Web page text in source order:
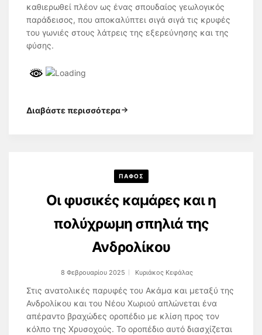
καθιερωθεί πλέον ως ένας σπουδαίος γεωλογικός
παράδεισος, που αποκαλύπτει σιγά σιγά τις κρυφές
του γωνιές στους λάτρεις της εξερεύνησης και της
φύσης.
Διαβάστε περισσότερα
ΠΑΦΟΣ
Οι φυσικές καμάρες και η
πολύχρωμη σπηλιά της
Ανδρολίκου
8 Φεβρουαρίου 2025 Κυριάκος Κεφάλας
Στις ανατολικές παρυφές του Ακάμα και μεταξύ της
Ανδρολίκου και του Νέου Χωριού απλώνεται ένα
απέραντο βραχώδες οροπέδιο με κλίση προς τον
κόλπο της Χρυσοχούς. Το οροπέδιο αυτό διασχίζεται